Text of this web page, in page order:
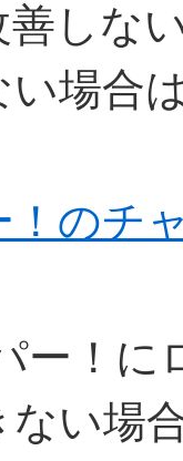
しな
場合
！のチ
ー！に
ない場